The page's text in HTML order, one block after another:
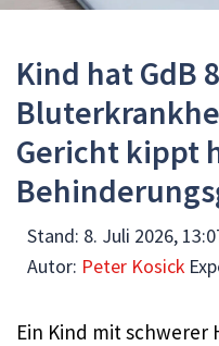
Kind hat GdB
Gericht kippt
Stand: 8. Juli 2026,
Autor: Peter Kosick
Ein Kind mit